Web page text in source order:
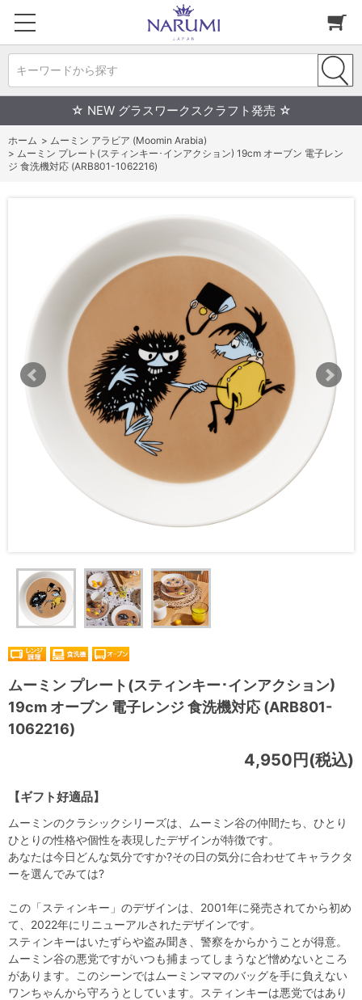
キーワードから探す
☆ NEW グラスワークスクラフト発売 ☆
ホーム > ムーミン アラビア (Moomin Arabia)
> ムーミン プレート(スティンキー･インアクション) 19cm オーブン 電子レン
ジ 食洗機対応 (ARB801-1062216)
ムーミン プレート(スティンキー･インアクション)
19cm オーブン 電子レンジ 食洗機対応 (ARB801-
1062216)
【ギフト好適品】
4,950円(税込)
ムーミンのクラシックシリーズは、ムーミン谷の仲間たち、ひとり
ひとりの性格や個性を表現したデザインが特徴です。
あなたは今日どんな気分ですか?その日の気分に合わせてキャラクタ
ーを選んでみては?
この「スティンキー」のデザインは、2001年に発売されてから初め
て、2022年にリニューアルされたデザインです。
スティンキーはいたずらや盗み聞き、警察をからかうことが得意。
ムーミン谷の悪党ですがいつも捕まってしまうなど憎めないところ
があります。このシーンではムーミンママのバッグを手に負えない
ワンちゃんから守ろうとしています。スティンキーは悪党ではあり